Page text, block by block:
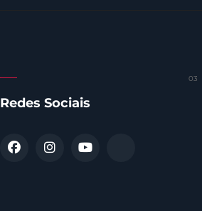
Redes Sociais